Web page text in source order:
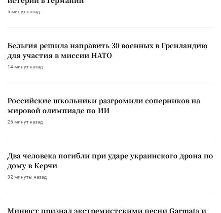
5 минут назад
Бельгия решила направить 30 военных в Гренландию
для участия в миссии НАТО
14 минут назад
Российские школьники разгромили соперников на
мировой олимпиаде по ИИ
26 минут назад
Два человека погибли при ударе украинского дрона по
дому в Керчи
32 минуты назад
Минюст признал экстремистскими песни Garmata и